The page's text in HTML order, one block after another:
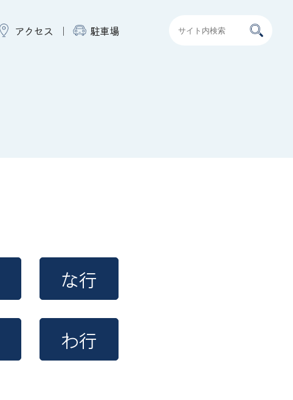
アクセス 駐車場
な行
わ行